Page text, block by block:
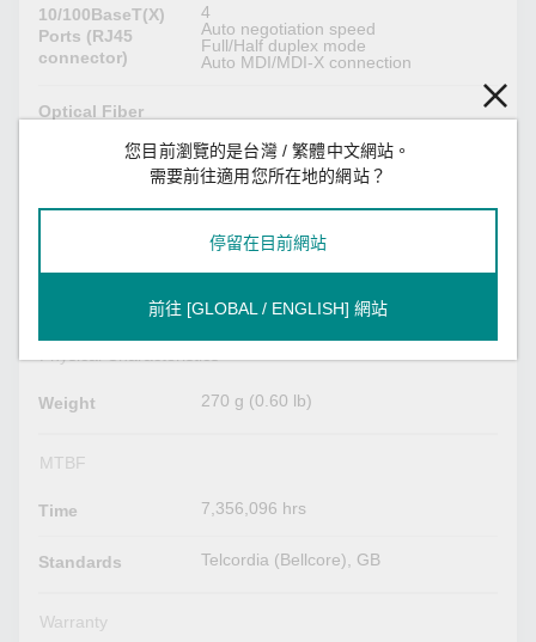
10/100BaseT(X)
Ports (RJ45
connector)
4
Auto negotiation speed
Full/Half duplex mode
Auto MDI/MDI-X connection
Optical Fiber
Optical Fiber Read more
Power
3.19 W (max.)
Weight 270 g (0.60 lb)
MTBF
Time 7,356,096 hrs
Standards Telcordia (Bellcore), GB
Warranty
您目前瀏覽的是台灣 / 繁體中文網站。
需要前往適用您所在地的網站？
停留在目前網站
前往 [GLOBAL / ENGLISH] 網站